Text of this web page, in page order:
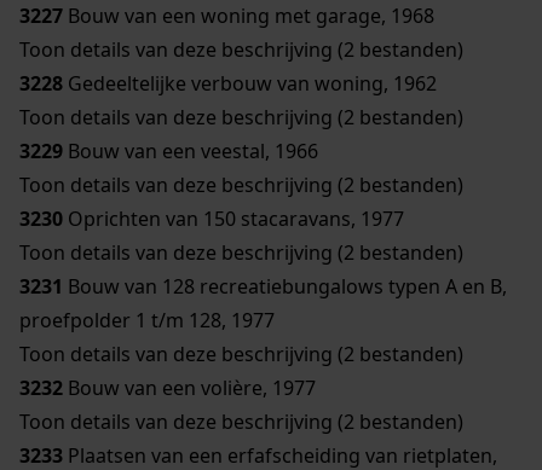
3227 Bouw van een woning met garage, 1968
Toon details van deze beschrijving (2 bestanden)
3228 Gedeeltelijke verbouw van woning, 1962
Toon details van deze beschrijving (2 bestanden)
3229 Bouw van een veestal, 1966
Toon details van deze beschrijving (2 bestanden)
3230 Oprichten van 150 stacaravans, 1977
Toon details van deze beschrijving (2 bestanden)
3231 Bouw van 128 recreatiebungalows typen A en B,
proefpolder 1 t/m 128, 1977
Toon details van deze beschrijving (2 bestanden)
3232 Bouw van een volière, 1977
Toon details van deze beschrijving (2 bestanden)
3233 Plaatsen van een erfafscheiding van rietplaten,